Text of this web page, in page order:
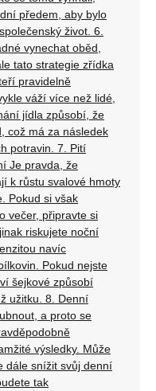
předem, aby bylo
život. 6.
vynechat oběd,
tato strategie zřídka
pravidelně
váží více než lidé,
jídla způsobí, že
což má za následek
potravin. 7. Pití
Je pravda, že
k růstu svalové hmoty
Pokud si však
večer, připravte si
riskujete noční
navíc
Pokud nejste
šejkové způsobí
užitku. 8. Denní
a proto se
výsledky. Může
dále snížit svůj denní
tak